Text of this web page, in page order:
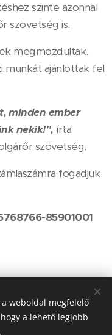
szinte azonnal
szövetség is.
megmozdultak.
munkát ajánlottak fel
minden ember
nekik!", írta
szövetség.
fogadjuk
85901001
weboldal megfelelő
a lehető legjobb